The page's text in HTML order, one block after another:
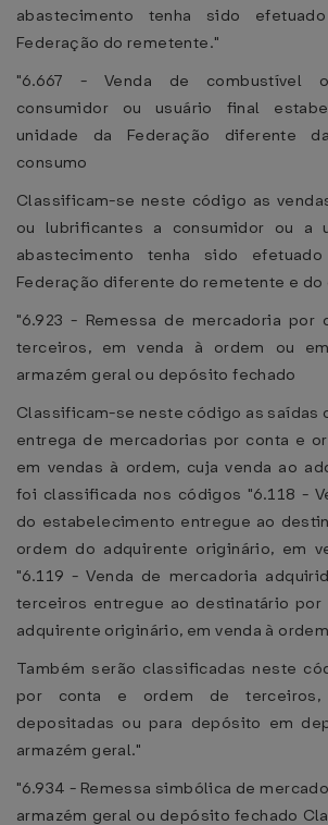
abastecimento tenha sido
Federação do remetente."
"6.667 - Venda de combustível
consumidor ou usuário final
unidade da Federação diferente
consumo
Classificam-se neste código as
ou lubrificantes a consumidor ou a
abastecimento tenha sido
Federação diferente do remetente e
"6.923 - Remessa de mercadoria por
terceiros, em venda à ordem ou
armazém geral ou depósito fechado
Classificam-se neste código as saídas
entrega de mercadorias por conta e
em vendas à ordem, cuja venda ao
foi classificada nos códigos "6.118 -
do estabelecimento entregue ao
ordem do adquirente originário, em
"6.119 - Venda de mercadoria
terceiros entregue ao destinatário
adquirente originário, em venda à
Também serão classificadas neste
por conta e ordem de terceiros,
depositadas ou para depósito em
armazém geral."
"6.934 - Remessa simbólica de
armazém geral ou depósito fechado